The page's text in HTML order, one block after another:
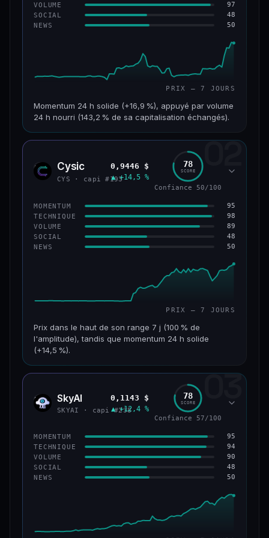
VOLUME 97
SOCIAL 48
NEWS 50
PRIX — 7 JOURS
Momentum 24 h solide (+16,9 %), appuyé par volume
24 h nourri (143,2 % de sa capitalisation échangés).
CAP. MARCHÉ VOLUME 24 H
VAR. 7 J VAR. 30 J
−10,2 %
VS ATH
−42,1 %
CONFIANCE 43/100
02
CYS Cysic
CYS · capi #193
0,9446 $
▲ +14,5 %
78
SCORE
Confiance 50/100
MOMENTUM 95
TECHNIQUE 98
VOLUME 89
SOCIAL 48
NEWS 50
PRIX — 7 JOURS
Prix dans le haut de son range 7 j (100 % de
l'amplitude), tandis que momentum 24 h solide
(+14,5 %).
CAP. MARCHÉ VOLUME 24 H
VAR. 7 J VAR. 30 J
+211,4 %
VS ATH
−3,2 % #193
CONFIANCE 50/100
03
SKYA SkyAI
SKYAI · capi #238
0,1143 $
▲ +12,4 %
78
SCORE
Confiance 57/100
MOMENTUM 95
TECHNIQUE 94
VOLUME 90
SOCIAL 48
NEWS 50